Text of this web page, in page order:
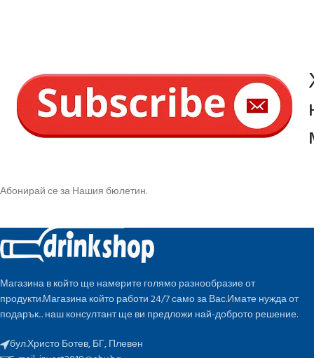
Абонирай се за Нашия бюлетин.
Магазина в който ще намерите голямо разнообразие от
продукти.Магазина който работи 24/7 само за Вас.Имате нужда от
подарък... наш консултант ще ви предложи най-доброто решение.
бул.Христо Ботев, БГ, Плевен